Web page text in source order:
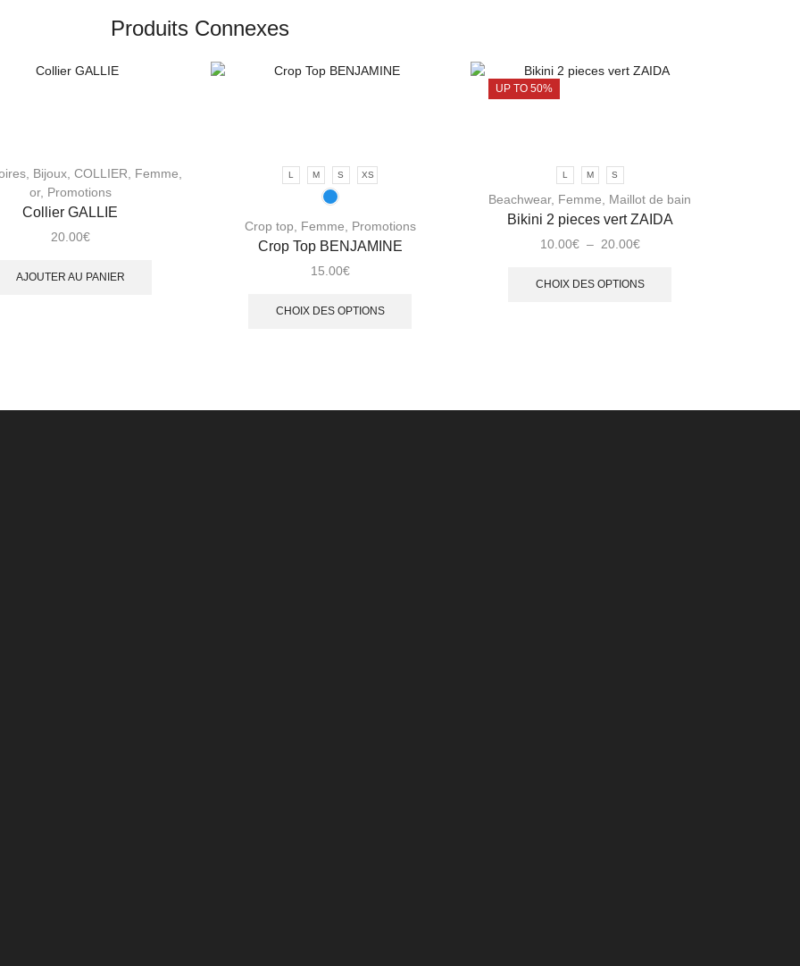
Produits Connexes
Bijoux COLLIER Femme
or, Promotions
Collier GALLIE
20.00€
AJOUTER AU PANIER
L M S XS
Crop top Femme Promotions
Crop Top BENJAMINE
15.00€
CHOIX DES OPTIONS
PROMOTION - 50%
L M S
Beachwear, Femme Maillot de bain
Bikini 2 pieces vert ZAIDA
10.00€ – 20.00€
CHOIX DES OPTIONS